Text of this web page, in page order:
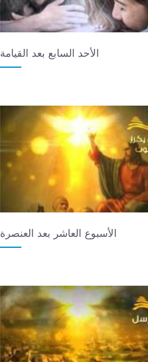
الأحد السابع بعد القيامة
الأسبوع العاشر بعد العنصرة